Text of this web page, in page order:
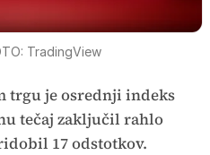
TradingView
trgu je osrednji indeks
tečaj zaključil rahlo
17 odstotkov.